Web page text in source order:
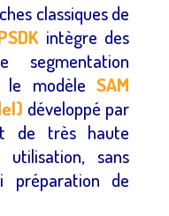
classiques de
intègre des
segmentation
le modèleSAM
développé par
de très haute
sans
préparation de